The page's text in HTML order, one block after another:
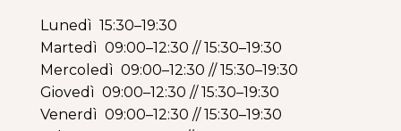
Lunedì 15:30–19:30
Martedì 09:00–12:30 // 15:30–19:30
Mercoledì 09:00–12:30 // 15:30–19:30
Giovedì 09:00–12:30 // 15:30–19:30
Venerdì 09:00–12:30 // 15:30–19:30